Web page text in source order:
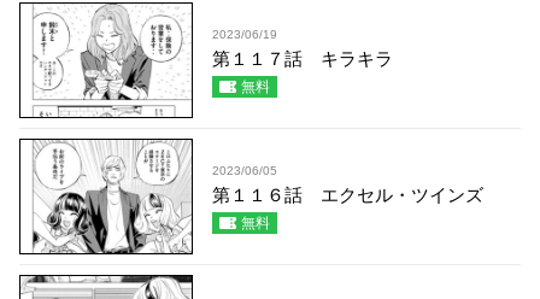
2023/06/19
第１１７話 キラキラ
無料
2023/06/05
第１１６話 エクセル・ツインズ
無料